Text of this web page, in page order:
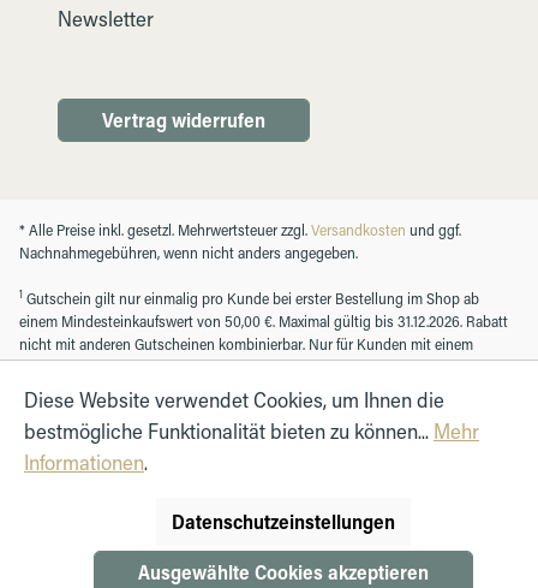
Newsletter
Vertrag widerrufen
* Alle Preise inkl. gesetzl. Mehrwertsteuer zzgl.Versandkosten und ggf.
Nachnahmegebühren, wenn nicht anders angegeben.
1 Gutschein gilt nur einmalig pro Kunde bei erster Bestellung im Shop ab
einem Mindesteinkaufswert von 50,00 €. Maximal gültig bis 31.12.2026. Rabatt
nicht mit anderen Gutscheinen kombinierbar. Nur für Kunden mit einem
registrierten Kundenkonto.
Diese Website verwendet Cookies, um Ihnen die
bestmögliche Funktionalität bieten zu können... Mehr
Informationen.
Datenschutzeinstellungen
Ausgewählte Cookies akzeptieren